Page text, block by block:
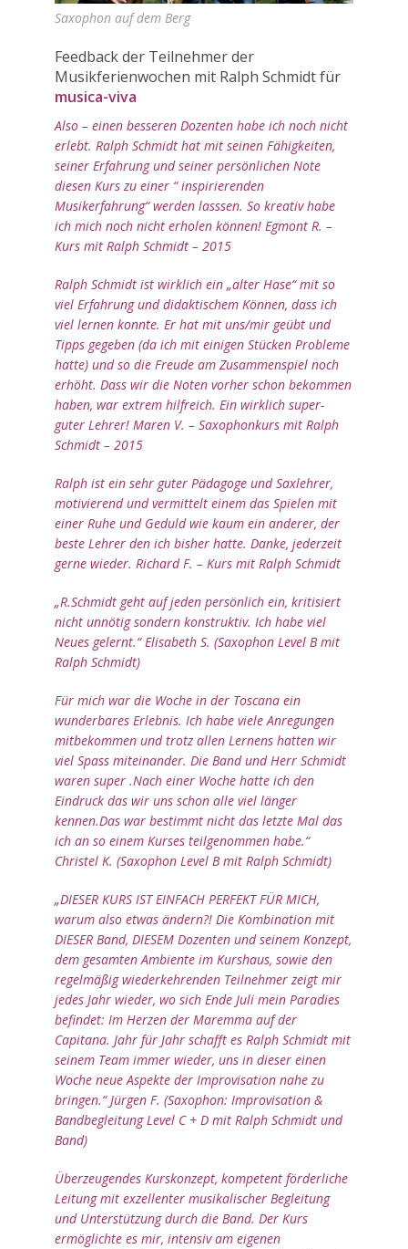
ONLINE
LEARNMUSIC-LIVE-
WORKSHOP
INHALTE
LERNKONZEPT
WORKSHOPVORBEREITUNG
INTENSIV-
UNTERRICHT
ENSEMBLE
WORKSHOP
MUSIKGRUPPE –
GRUPPENUNTERRICHT
MIT MAXIMAL 12
TEILNEHMERN
THEMENWORKSHOPS
WORKSHOPREIHE:
BAND IN A BOX
WORKSHOPREIHE:
WORKSHOPREIHE:
LATIN – SALSA
WORKSHOPREIHE-
SAXDAYS –
SAXOPHONTAGE IN
EPPSTEIN
WORKSHOPGRUPPEN
GRUPPE MÜNCHEN
MUSIKFERIEN
NOTEN ADE – IMPR.
FÜR ALLE
INSTRUMENTE
SAX.–
IMPROVISATION +
BANDBEGLEITUNG
WEGE ZUM
PERSÖNLICHEN
SAX.-SOUND
SAXOPHON-
KAMMERMUSIK IM
QUARTETT ODER
SAX-BIGBAND &
ANDERE
ENSEMBLES
Saxophon auf dem Berg
Feedback der Teilnehmer der
Musikferienwochen mit Ralph Schmidt für
musica-viva
Also – einen besseren Dozenten habe ich noch nicht
erlebt. Ralph Schmidt hat mit seinen Fähigkeiten,
seiner Erfahrung und seiner persönlichen Note
diesen Kurs zu einer “ inspirierenden
Musikerfahrung“ werden lasssen. So kreativ habe
ich mich noch nicht erholen können! Egmont R. –
Kurs mit Ralph Schmidt – 2015
Ralph Schmidt ist wirklich ein „alter Hase“ mit so
viel Erfahrung und didaktischem Können, dass ich
viel lernen konnte. Er hat mit uns/mir geübt und
Tipps gegeben (da ich mit einigen Stücken Probleme
hatte) und so die Freude am Zusammenspiel noch
erhöht. Dass wir die Noten vorher schon bekommen
haben, war extrem hilfreich. Ein wirklich super-
guter Lehrer! Maren V. – Saxophonkurs mit Ralph
Schmidt – 2015
Ralph ist ein sehr guter Pädagoge und Saxlehrer,
motivierend und vermittelt einem das Spielen mit
einer Ruhe und Geduld wie kaum ein anderer, der
beste Lehrer den ich bisher hatte. Danke, jederzeit
gerne wieder. Richard F. – Kurs mit Ralph Schmidt
„R.Schmidt geht auf jeden persönlich ein, kritisiert
nicht unnötig sondern konstruktiv. Ich habe viel
Neues gelernt.“ Elisabeth S. (Saxophon Level B mit
Ralph Schmidt)
Für mich war die Woche in der Toscana ein
wunderbares Erlebnis. Ich habe viele Anregungen
mitbekommen und trotz allen Lernens hatten wir
viel Spass miteinander. Die Band und Herr Schmidt
waren super .Nach einer Woche hatte ich den
Eindruck das wir uns schon alle viel länger
kennen.Das war bestimmt nicht das letzte Mal das
ich an so einem Kurses teilgenommen habe.“
Christel K. (Saxophon Level B mit Ralph Schmidt)
„DIESER KURS IST EINFACH PERFEKT FÜR MICH,
warum also etwas ändern?! Die Kombination mit
DIESER Band, DIESEM Dozenten und seinem Konzept,
dem gesamten Ambiente im Kurshaus, sowie den
regelmäßig wiederkehrenden Teilnehmer zeigt mir
jedes Jahr wieder, wo sich Ende Juli mein Paradies
befindet: Im Herzen der Maremma auf der
Capitana. Jahr für Jahr schafft es Ralph Schmidt mit
seinem Team immer wieder, uns in dieser einen
Woche neue Aspekte der Improvisation nahe zu
bringen.“ Jürgen F. (Saxophon: Improvisation &
Bandbegleitung Level C + D mit Ralph Schmidt und
Band)
Überzeugendes Kurskonzept, kompetent förderliche
Leitung mit exzellenter musikalischer Begleitung
und Unterstützung durch die Band. Der Kurs
ermöglichte es mir, intensiv am eigenen